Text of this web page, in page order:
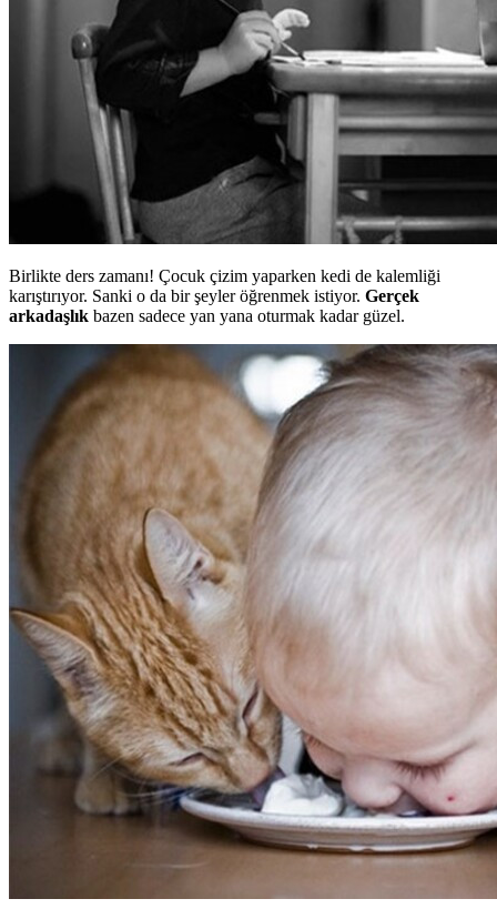
Birlikte ders zamanı! Çocuk çizim yaparken kedi de kalemliği
karıştırıyor. Sanki o da bir şeyler öğrenmek istiyor. Gerçek
arkadaşlık bazen sadece yan yana oturmak kadar güzel.